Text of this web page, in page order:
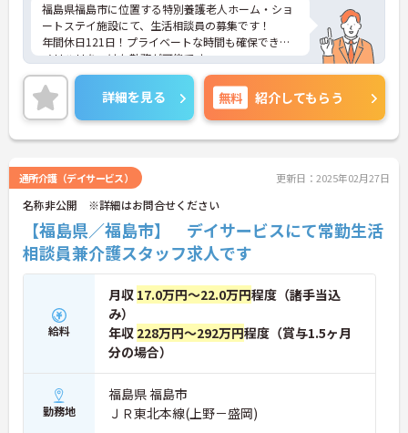
福島県福島市に位置する特別養護老人ホーム・ショ
ートステイ施設にて、生活相談員の募集です！
年間休日121日！プライベートな時間も確保でき、
メリハリをつけた勤務が可能です。
賞与が2.9ヵ月分の支給実績がございますので、高い
モチベーションを保ってご就業頂けます♪
ご興味ある方には、面接対策ポイントなど、さらに
詳細をお話しいたしますのでお気軽にご相談くださ
い！
詳細を見る 無料 紹介してもらう
通所介護（デイサービス） 更新日：2025年02月27日
名称非公開 ※詳細はお問合せください
【福島県／福島市】 デイサービスにて常勤生活
相談員兼介護スタッフ求人です
給料
月収 17.0万円～22.0万円程度（諸手当込
み）
年収 228万円～292万円程度（賞与1.5ヶ月
分の場合）
勤務地
福島県 福島市
ＪＲ東北本線(上野－盛岡)